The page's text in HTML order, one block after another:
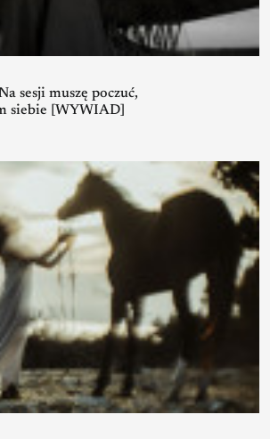
sesji muszę poczuć,
siebie [WYWIAD]